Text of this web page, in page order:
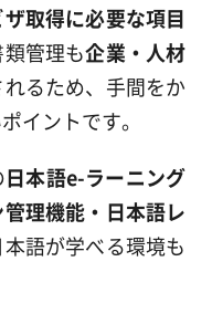
取得に必要な項目
管理も企業・人材
れるため、手間をか
イントです。
日本語e-ラーニング
理機能・日本語レ
語が学べる環境も